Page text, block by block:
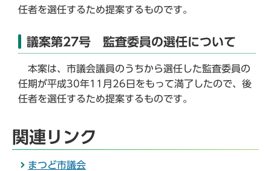
任者を選任するため提案するものです。
議案第27号 監査委員の選任について
本案は、市議会議員のうちから選任した監査委員の
任期が平成30年11月26日をもって満了したので、後
任者を選任するため提案するものです。
関連リンク
まつど市議会